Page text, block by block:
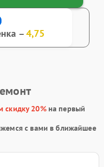
–4,75
скидку 20%на первый
с вами в ближайшее